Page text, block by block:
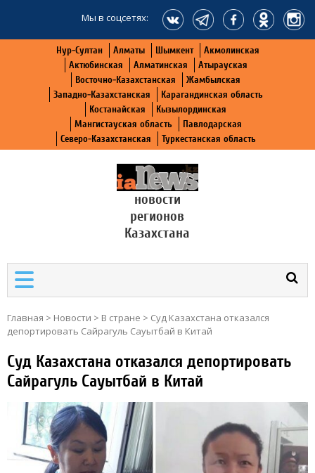
Мы в соцсетях:
Нур-Султан Алматы Шымкент
Акмолинская
Актюбинская
Алматинская
Атырауская
Восточно-Казахстанская
Жамбылская
Западно-Казахстанская
Карагандинская область
Костанайская
Кызылординская
Мангистауская область
Павлодарская
Северо-Казахстанская
Туркестанская область
новости
регионов
Казахстана
Главная > Новости > В стране > Суд Казахстана отказался
депортировать Сайрагуль Сауытбай в Китай‍
Суд Казахстана отказался депортировать
Сайрагуль Сауытбай в Китай‍